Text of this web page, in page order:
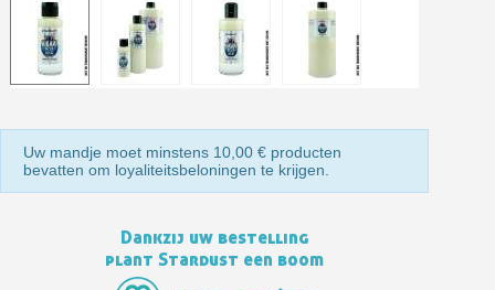
Verzamel loyaliteitspunten bij elke bestelling
Retourneer producten binnen 14 dagen
10€ shopping voucher voor elke verwijzing
Schrijf je in voor de nieuwsbrief: €5 korting
Uw mandje moet minstens 10,00 € producten
bevatten om loyaliteitsbeloningen te krijgen.
Dankzij uw bestelling
plant Stardust een boom